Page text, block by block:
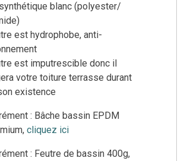
blanc (polyester/
est hydrophobe, anti-
est imputrescible donc il
votre toiture terrasse durant
existence
: Bâche bassin EPDM
cliquez ici
: Feutre de bassin 400g,